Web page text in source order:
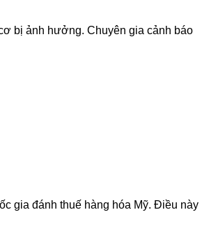
bị ảnh hưởng. Chuyên gia cảnh báo
gia đánh thuế hàng hóa Mỹ. Điều này